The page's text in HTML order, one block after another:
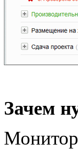
Зачем
Монитор